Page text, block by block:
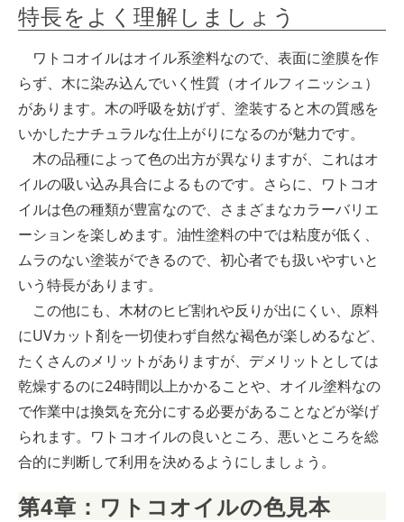
特長をよく理解しましょう
ワトコオイルはオイル系塗料なので、表面に塗膜を作
らず、木に染み込んでいく性質（オイルフィニッシュ）
があります。木の呼吸を妨げず、塗装すると木の質感を
いかしたナチュラルな仕上がりになるのが魅力です。
木の品種によって色の出方が異なりますが、これはオ
イルの吸い込み具合によるものです。さらに、ワトコオ
イルは色の種類が豊富なので、さまざまなカラーバリエ
ーションを楽しめます。油性塗料の中では粘度が低く、
ムラのない塗装ができるので、初心者でも扱いやすいと
いう特長があります。
この他にも、木材のヒビ割れや反りが出にくい、原料
にUVカット剤を一切使わず自然な褐色が楽しめるなど、
たくさんのメリットがありますが、デメリットとしては
乾燥するのに24時間以上かかることや、オイル塗料なの
で作業中は換気を充分にする必要があることなどが挙げ
られます。ワトコオイルの良いところ、悪いところを総
合的に判断して利用を決めるようにしましょう。
第4章：ワトコオイルの色見本